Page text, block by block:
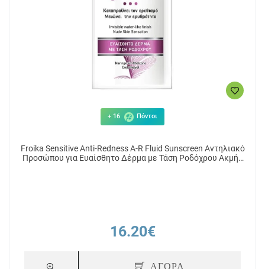
+ 16 Πόντοι
Froika Sensitive Anti-Redness A-R Fluid Sunscreen Αντηλιακό
Προσώπου για Ευαίσθητο Δέρμα με Τάση Ροδόχρου Ακμής
16.20€
ΑΓΟΡΑ